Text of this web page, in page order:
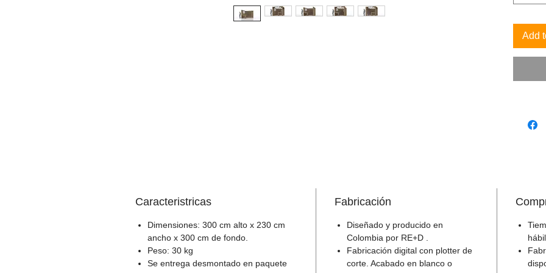
al
visible
con
Add
Caracteristricas
Dimensiones: 300 cm alto x 230 cm
ancho x 300 cm de fondo.
Peso: 30 kg
Se entrega desmontado en paquete
Fabricación
Diseñado y producido en
Colombia por RE+D .
Fabricación digital con plotter de
corte. Acabado en blanco o